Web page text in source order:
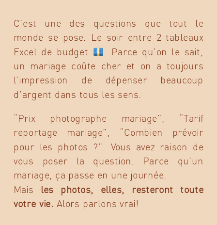
C’est une des questions que tout le
monde se pose. Le soir entre 2 tableaux
Excel de budget . Parce qu’on le sait,
un mariage coûte cher et on a toujours
l’impression de dépenser beaucoup
d’argent dans tous les sens.
“Prix photographe mariage”, “Tarif
reportage mariage”, “Combien prévoir
pour les photos ?”. Vous avez raison de
vous poser la question. Parce qu’un
mariage, ça passe en une journée.
Mais les photos, elles, resteront toute
votre vie. Alors parlons vrai!